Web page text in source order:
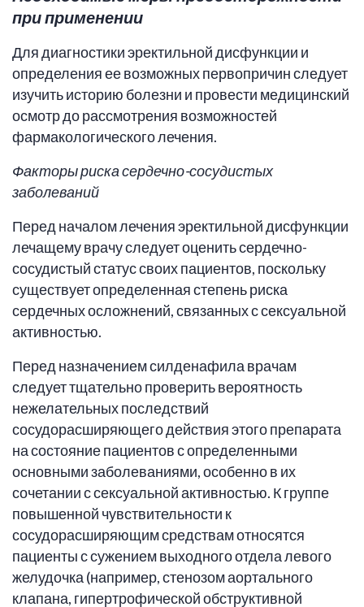
при применении
Для диагностики эректильной дисфункции и
определения ее возможных первопричин следует
изучить историю болезни и провести медицинский
осмотр до рассмотрения возможностей
фармакологического лечения.
Факторы риска сердечно-сосудистых
заболеваний
Перед началом лечения эректильной дисфункции
лечащему врачу следует оценить сердечно-
сосудистый статус своих пациентов, поскольку
существует определенная степень риска
сердечных осложнений, связанных с сексуальной
активностью.
Перед назначением силденафила врачам
следует тщательно проверить вероятность
нежелательных последствий
сосудорасширяющего действия этого препарата
на состояние пациентов с определенными
основными заболеваниями, особенно в их
сочетании с сексуальной активностью. К группе
повышенной чувствительности к
сосудорасширяющим средствам относятся
пациенты с сужением выходного отдела левого
желудочка (например, стенозом аортального
клапана, гипертрофической обструктивной